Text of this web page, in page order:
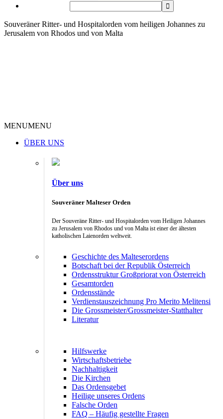
Souveräner Ritter- und Hospitalorden vom heiligen Johannes zu
Jerusalem von Rhodos und von Malta
MENUMENU
ÜBER UNS
Über uns
Souveräner Malteser Orden
Der Souveräne Ritter- und Hospitalorden vom Heiligen Johannes
zu Jerusalem von Rhodos und von Malta ist einer der ältesten
katholischen Laienorden weltweit.
Geschichte des Malteserordens
Botschaft bei der Republik Österreich
Ordensstruktur Großpriorat von Österreich
Gesamtorden
Ordensstände
Verdienstauszeichnung Pro Merito Melitensi
Die Grossmeister/Grossmeister-Statthalter
Literatur
Hilfswerke
Wirtschaftsbetriebe
Nachhaltigkeit
Die Kirchen
Das Ordensgebet
Heilige unseres Ordens
Falsche Orden
FAQ – Häufig gestellte Fragen